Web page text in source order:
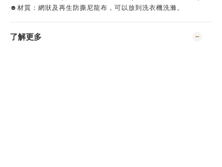
☻材質：網狀及再生防撕尼龍布，可以放到洗衣機洗滌。
了解更多